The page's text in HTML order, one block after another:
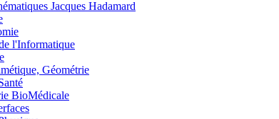
Jacques Hadamard
l'Informatique
Géométrie
BioMédicale